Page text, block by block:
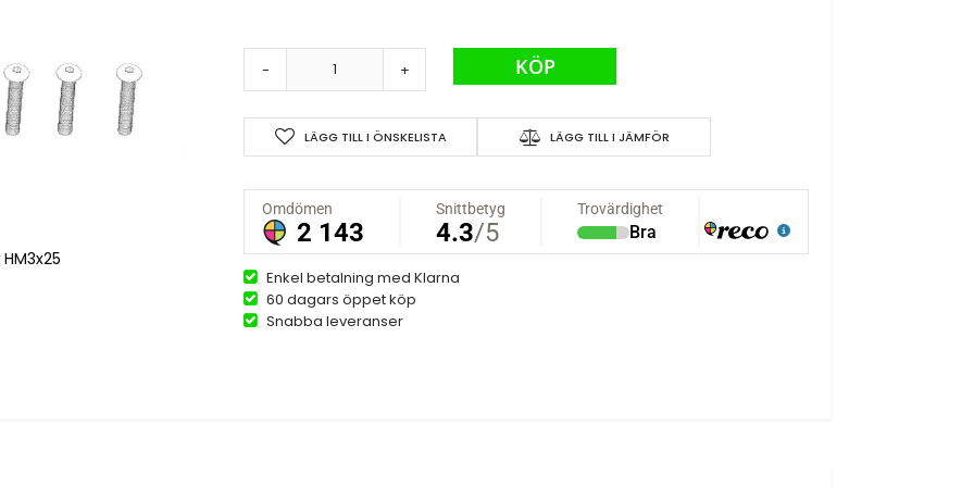
- + KÖP
LÄGG TILL I ÖNSKELISTA LÄGG TILL I JÄMFÖR
Enkel betalning med Klarna
60 dagars öppet köp
Snabba leveranser